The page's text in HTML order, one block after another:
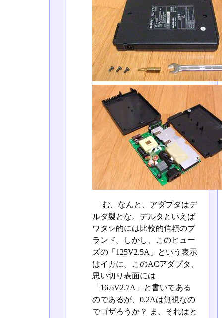
む、なんと、アダプタはデ
ルタ製とな。デルタといえば
ワタシ的には比較的信頼のブ
ランド。しかし、このヒュー
ズの「125V2.5A」という表示
はイカに。このACアダプタ、
思い切り表面には
「16.6V2.7A」と書いてある
のであるが、0.2Aは無視なの
でゴザろうか？ ま、それはと